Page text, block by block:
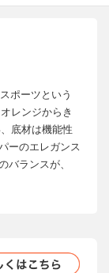
ポーツという
レンジからき
底材は機能性
ーのエレガンス
バランスが、